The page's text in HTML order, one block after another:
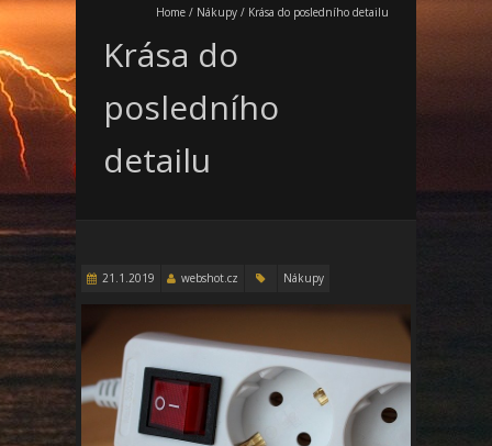
Home / Nákupy / Krása do posledního detailu
Krása do
posledního
detailu
21.1.2019 webshot.cz Nákupy